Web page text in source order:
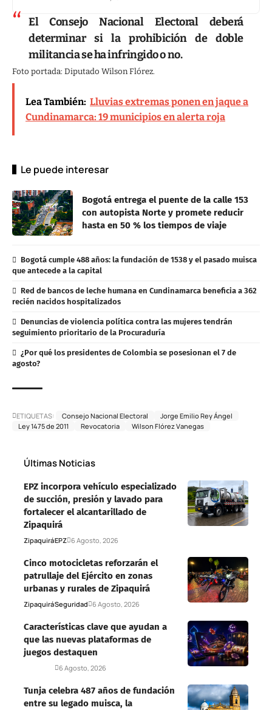
El Consejo Nacional Electoral deberá
determinar si la prohibición de doble
militancia se ha infringido o no.
Foto portada: Diputado Wilson Flórez.
Lea También: Lluvias extremas ponen en jaque a
Cundinamarca: 19 municipios en alerta roja
Le puede interesar
Bogotá entrega el puente de la calle 153
con autopista Norte y promete reducir
hasta en 50 % los tiempos de viaje
Bogotá cumple 488 años: la fundación de 1538 y el pasado muisca
que antecede a la capital
Red de bancos de leche humana en Cundinamarca beneficia a 362
recién nacidos hospitalizados
Denuncias de violencia política contra las mujeres tendrán
seguimiento prioritario de la Procuraduría
¿Por qué los presidentes de Colombia se posesionan el 7 de
agosto?
ETIQUETAS: Consejo Nacional Electoral
Jorge Emilio Rey Ángel
Ley 1475 de 2011
Revocatoria Wilson Flórez Vanegas
Últimas Noticias
EPZ incorpora vehículo especializado
de succión, presión y lavado para
fortalecer el alcantarillado de
Zipaquirá
ZipaquiráEPZ 6 Agosto, 2026
Cinco motocicletas reforzarán el
patrullaje del Ejército en zonas
urbanas y rurales de Zipaquirá
ZipaquiráSeguridad 6 Agosto, 2026
Características clave que ayudan a
que las nuevas plataformas de
juegos destaquen
6 Agosto, 2026
Tunja celebra 487 años de fundación
entre su legado muisca, la